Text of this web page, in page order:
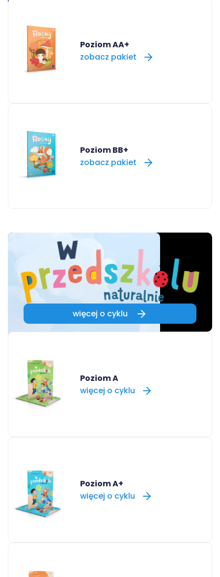
Poziom AA+
zobacz pakiet
Poziom BB+
zobacz pakiet
więcej o cyklu
Poziom A
więcej o cyklu
Poziom A+
więcej o cyklu